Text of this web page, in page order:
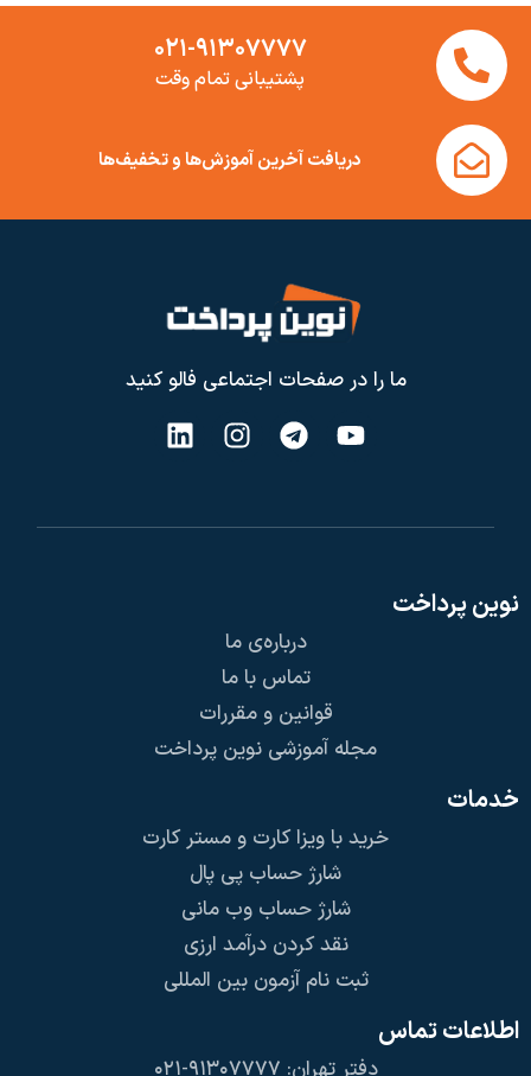
۰۲۱-۹۱۳۰۷۷۷۷
پشتیبانی تمام وقت
دریافت آخرین آموزش‌ها و تخفیف‌ها
ما را در صفحات اجتماعی فالو کنید
نوین پرداخت
درباره‌ی ما
تماس با ما
قوانین و مقررات
مجله آموزشی نوین پرداخت
خدمات
خرید با ویزا کارت و مستر کارت
شارژ حساب پی پال
شارژ حساب وب مانی
نقد کردن درآمد ارزی
ثبت نام آزمون بین المللی
اطلاعات تماس